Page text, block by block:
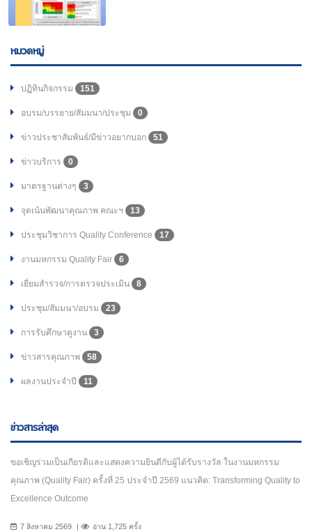
หมวดหมู่
ปฏิทินกิจกรรม 151
อบรม/บรรยาย/สัมมนา/ประชุม 0
ข่าวประชาสัมพันธ์/มีข่าวอยากบอก 51
ข่าวบริการ 0
มาตรฐานต่างๆ 3
จุดเน้นพัฒนาคุณภาพ คณะฯ 13
ประชุมวิชาการ Quality Conference 17
งานมหกรรม Quality Fair 6
เยี่ยมสำรวจ/การตรวจประเมิน 8
ประชุม/สัมมนา/อบรม 23
การรับศึกษาดูงาน 3
ข่าวสารคุณภาพ 58
ผลงานประจำปี 11
ข่าวสารล่าสุด
ขอเชิญร่วมเป็นเกียรติและแสดงความยินดีกับผู้ได้รับรางวัล ในงานมหกรรม
คุณภาพ (Quality Fair) ครั้งที่ 25 ประจำปี 2569 แนวคิด: Transforming Quality to
Excellence Outcome
7 สิงหาคม 2569 อ่าน 1,725 ครั้ง